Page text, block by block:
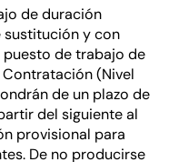
de duración
sustitución y con
de trabajo de
(Nivel
de un plazo de
del siguiente al
provisional para
De no producirse